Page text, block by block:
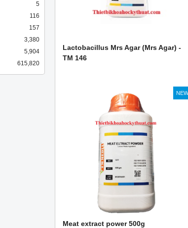
5
116
157
3,380
5,904
615,820
Lactobacillus Mrs Agar (Mrs Agar) -
TM 146
NEW
Meat extract power 500g